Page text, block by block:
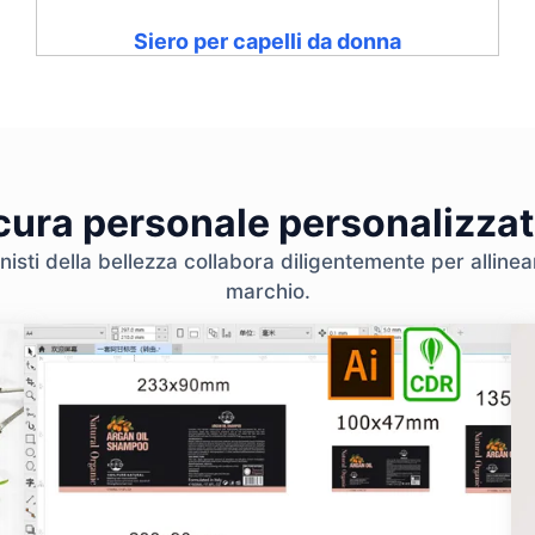
Siero per capelli da donna
personale
della bellezza collabora diligentemente per
marchio.